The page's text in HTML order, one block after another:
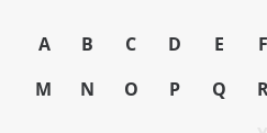
A B C D E F
M
N O P Q